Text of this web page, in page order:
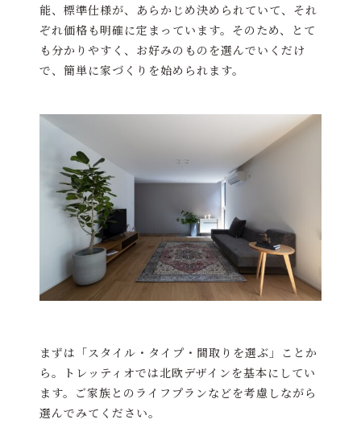
能、標準仕様が、あらかじめ決められていて、それ
ぞれ価格も明確に定まっています。そのため、とて
も分かりやすく、お好みのものを選んでいくだけ
で、簡単に家づくりを始められます。
まずは「スタイル・タイプ・間取りを選ぶ」ことか
ら。トレッティオでは北欧デザインを基本にしてい
ます。ご家族とのライフプランなどを考慮しながら
選んでみてください。